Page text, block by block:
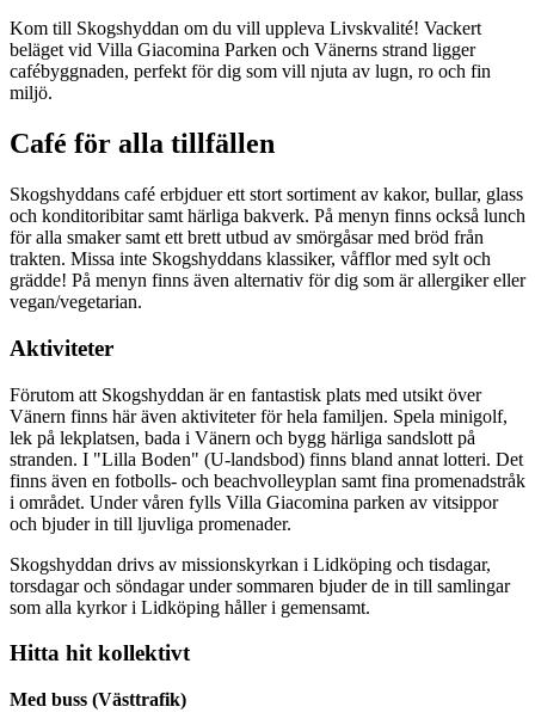
Kom till Skogshyddan om du vill uppleva Livskvalité! Vackert
beläget vid Villa Giacomina Parken och Vänerns strand ligger
cafébyggnaden, perfekt för dig som vill njuta av lugn, ro och fin
miljö.
Café för alla tillfällen
Skogshyddans café erbjduer ett stort sortiment av kakor, bullar, glass
och konditoribitar samt härliga bakverk. På menyn finns också lunch
för alla smaker samt ett brett utbud av smörgåsar med bröd från
trakten. Missa inte Skogshyddans klassiker, våfflor med sylt och
grädde! På menyn finns även alternativ för dig som är allergiker eller
vegan/vegetarian.
Aktiviteter
Förutom att Skogshyddan är en fantastisk plats med utsikt över
Vänern finns här även aktiviteter för hela familjen. Spela minigolf,
lek på lekplatsen, bada i Vänern och bygg härliga sandslott på
stranden. I "Lilla Boden" (U-landsbod) finns bland annat lotteri. Det
finns även en fotbolls- och beachvolleyplan samt fina promenadstråk
i området. Under våren fylls Villa Giacomina parken av vitsippor
och bjuder in till ljuvliga promenader.
Skogshyddan drivs av missionskyrkan i Lidköping och tisdagar,
torsdagar och söndagar under sommaren bjuder de in till samlingar
som alla kyrkor i Lidköping håller i gemensamt.
Hitta hit kollektivt
Med buss (Västtrafik)